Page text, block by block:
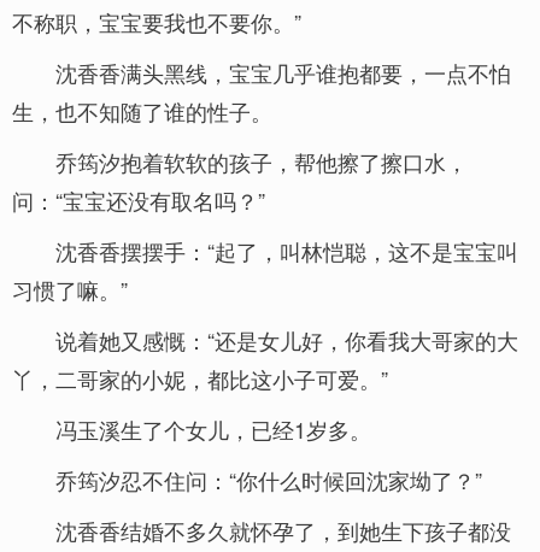
不称职，宝宝要我也不要你。”
沈香香满头黑线，宝宝几乎谁抱都要，一点不怕
生，也不知随了谁的性子。
乔筠汐抱着软软的孩子，帮他擦了擦口水，
问：“宝宝还没有取名吗？”
沈香香摆摆手：“起了，叫林恺聪，这不是宝宝叫
习惯了嘛。”
说着她又感慨：“还是女儿好，你看我大哥家的大
丫，二哥家的小妮，都比这小子可爱。”
冯玉溪生了个女儿，已经1岁多。
乔筠汐忍不住问：“你什么时候回沈家坳了？”
沈香香结婚不多久就怀孕了，到她生下孩子都没